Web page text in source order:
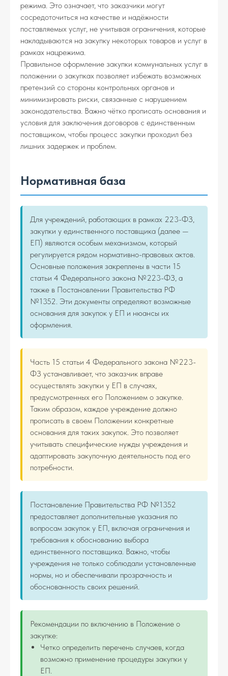
режима. Это означает, что заказчики могут
сосредоточиться на качестве и надёжности
поставляемых услуг, не учитывая ограничения, которые
накладываются на закупку некоторых товаров и услуг в
рамках нацрежима.
Правильное оформление закупки коммунальных услуг в
положении о закупках позволяет избежать возможных
претензий со стороны контрольных органов и
минимизировать риски, связанные с нарушением
законодательства. Важно чётко прописать основания и
условия для заключения договоров с единственным
поставщиком, чтобы процесс закупки проходил без
лишних задержек и проблем.
Нормативная база
Для учреждений, работающих в рамках 223-ФЗ,
закупки у единственного поставщика (далее —
ЕП) являются особым механизмом, который
регулируется рядом нормативно-правовых актов.
Основные положения закреплены в части 15
статьи 4 Федерального закона №223-ФЗ, а
также в Постановлении Правительства РФ
№1352. Эти документы определяют возможные
основания для закупок у ЕП и нюансы их
оформления.
Часть 15 статьи 4 Федерального закона №223-
ФЗ устанавливает, что заказчик вправе
осуществлять закупки у ЕП в случаях,
предусмотренных его Положением о закупке.
Таким образом, каждое учреждение должно
прописать в своем Положении конкретные
основания для таких закупок. Это позволяет
учитывать специфические нужды учреждения и
адаптировать закупочную деятельность под его
потребности.
Постановление Правительства РФ №1352
предоставляет дополнительные указания по
вопросам закупок у ЕП, включая ограничения и
требования к обоснованию выбора
единственного поставщика. Важно, чтобы
учреждения не только соблюдали установленные
нормы, но и обеспечивали прозрачность и
обоснованность своих решений.
Рекомендации по включению в Положение о
закупке:
Четко определить перечень случаев, когда
возможно применение процедуры закупки у
ЕП.